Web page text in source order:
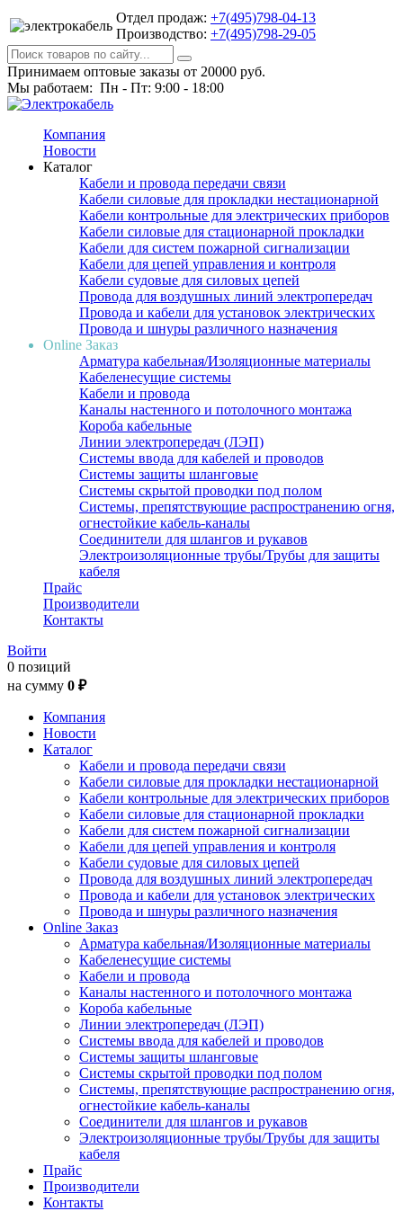
Отдел продаж: +7(495)798-04-13
Производство: +7(495)798-29-05
Принимаем оптовые заказы от 20000 руб.
Мы работаем: Пн - Пт: 9:00 - 18:00
Компания
Новости
Каталог
Кабели и провода передачи связи
Кабели силовые для прокладки нестационарной
Кабели контрольные для электрических приборов
Кабели силовые для стационарной прокладки
Кабели для систем пожарной сигнализации
Кабели для цепей управления и контроля
Кабели судовые для силовых цепей
Провода для воздушных линий электропередач
Провода и кабели для установок электрических
Провода и шнуры различного назначения
Online Заказ
Арматура кабельная/Изоляционные материалы
Кабеленесущие системы
Кабели и провода
Каналы настенного и потолочного монтажа
Короба кабельные
Линии электропередач (ЛЭП)
Системы ввода для кабелей и проводов
Системы защиты шланговые
Системы скрытой проводки под полом
Системы, препятствующие распространению огня,
огнестойкие кабель-каналы
Соединители для шлангов и рукавов
Электроизоляционные трубы/Трубы для защиты
кабеля
Прайс
Производители
Контакты
Войти
0 позиций
на сумму 0 ₽
Компания
Новости
Каталог
Кабели и провода передачи связи
Кабели силовые для прокладки нестационарной
Кабели контрольные для электрических приборов
Кабели силовые для стационарной прокладки
Кабели для систем пожарной сигнализации
Кабели для цепей управления и контроля
Кабели судовые для силовых цепей
Провода для воздушных линий электропередач
Провода и кабели для установок электрических
Провода и шнуры различного назначения
Online Заказ
Арматура кабельная/Изоляционные материалы
Кабеленесущие системы
Кабели и провода
Каналы настенного и потолочного монтажа
Короба кабельные
Линии электропередач (ЛЭП)
Системы ввода для кабелей и проводов
Системы защиты шланговые
Системы скрытой проводки под полом
Системы, препятствующие распространению огня,
огнестойкие кабель-каналы
Соединители для шлангов и рукавов
Электроизоляционные трубы/Трубы для защиты
кабеля
Прайс
Производители
Контакты